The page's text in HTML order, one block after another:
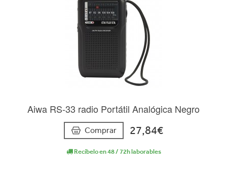
Aiwa RS-33 radio Portátil Analógica Negro
Comprar 27,84€
Recíbelo en 48 / 72h laborables